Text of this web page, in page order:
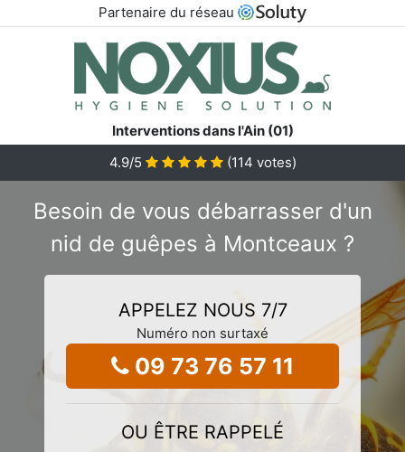
Partenaire du réseau
Interventions dans l'Ain (01)
4.9/5 (114 votes)
Besoin de vous débarrasser d'un
nid de guêpes à Montceaux ?
APPELEZ NOUS 7/7
Numéro non surtaxé
09 73 76 57 11
OU ÊTRE RAPPELÉ